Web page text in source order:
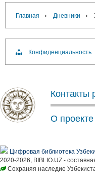
Главная › Дневники ›
Конфиденциальность
Контакты
О проекте
Цифровая библиотека
2020-2026, BIBLIO.UZ -
Сохраняя наследие